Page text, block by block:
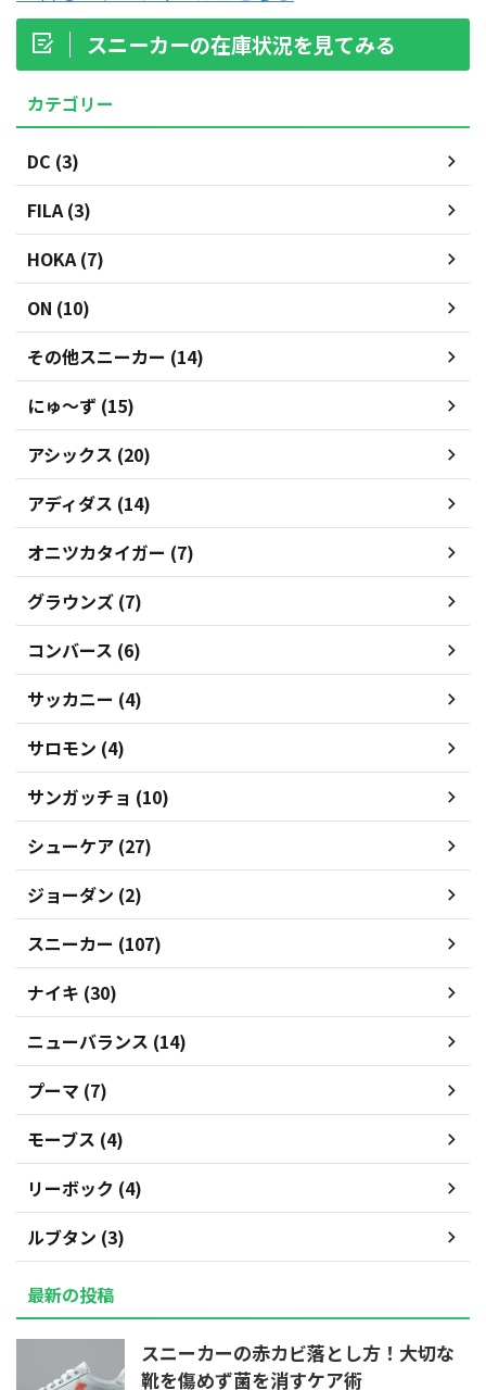
スニーカーの在庫状況を見てみる
カテゴリー
DC (3)
FILA (3)
HOKA (7)
ON (10)
その他スニーカー (14)
にゅ～ず (15)
アシックス (20)
アディダス (14)
オニツカタイガー (7)
グラウンズ (7)
コンバース (6)
サッカニー (4)
サロモン (4)
サンガッチョ (10)
シューケア (27)
ジョーダン (2)
スニーカー (107)
ナイキ (30)
ニューバランス (14)
プーマ (7)
モーブス (4)
リーボック (4)
ルブタン (3)
最新の投稿
スニーカーの赤カビ落とし方！大切な
靴を傷めず菌を消すケア術